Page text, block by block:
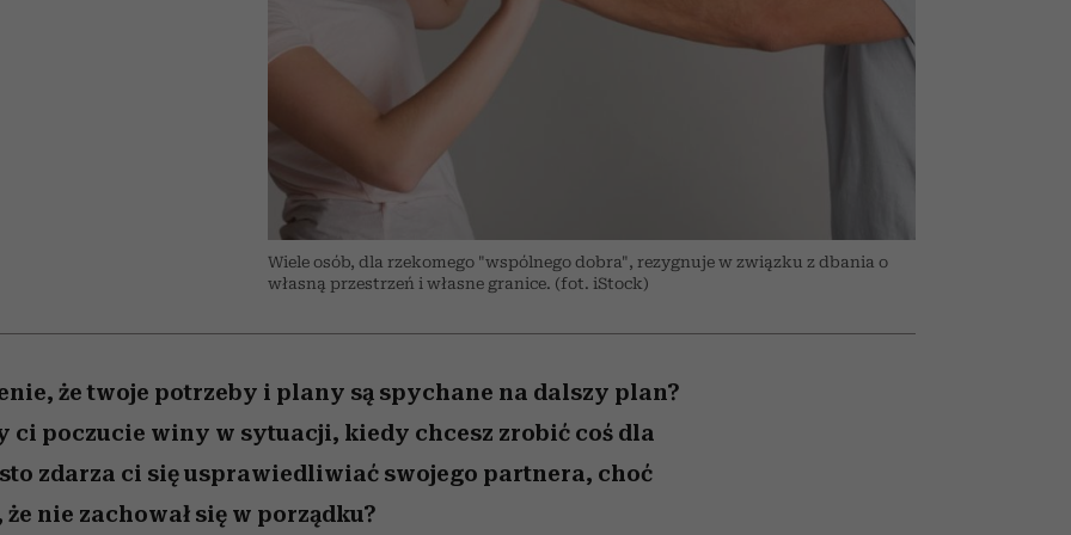
Wiele osób, dla rzekomego "wspólnego dobra", rezygnuje w związku z dbania o
własną przestrzeń i własne granice. (fot. iStock)
że twoje potrzeby i plany są spychane na dalszy plan?
ci poczucie winy w sytuacji, kiedy chcesz zrobić coś dla
zdarza ci się usprawiedliwiać swojego partnera, choć
nie zachował się w porządku?